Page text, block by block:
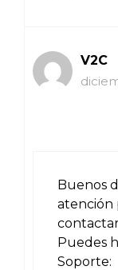
V2C
Buenos
atención
Puedes
Soporte: